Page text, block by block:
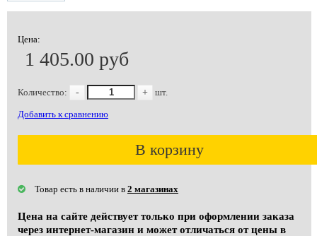
Цена:
1 405.00 руб
Количество: - + шт.
Добавить к сравнению
В корзину
Товар есть в наличии в 2 магазинах
Цена на сайте действует только при оформлении заказа
через интернет-магазин и может отличаться от цены в